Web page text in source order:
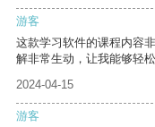
游客
这款学习软件的课程内容
解非常生动，让我能够轻松
2024-04-15
游客